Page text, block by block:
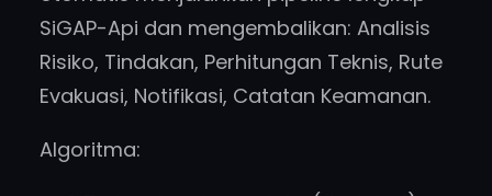
SiGAP-Api dan mengembalikan: Analisis
Risiko, Tindakan, Perhitungan Teknis, Rute
Evakuasi, Notifikasi, Catatan Keamanan.
Algoritma: